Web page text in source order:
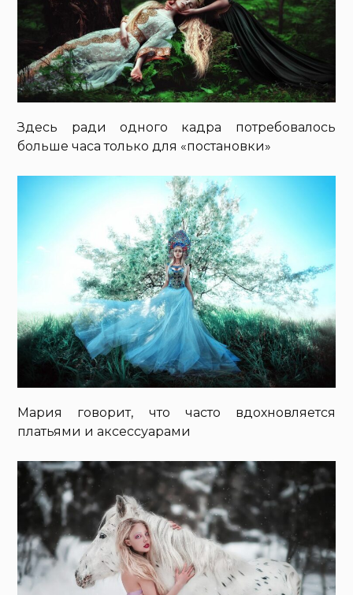
Здесь ради одного кадра потребовалось
больше часа только для «постановки»
Мария говорит, что часто вдохновляется
платьями и аксессуарами